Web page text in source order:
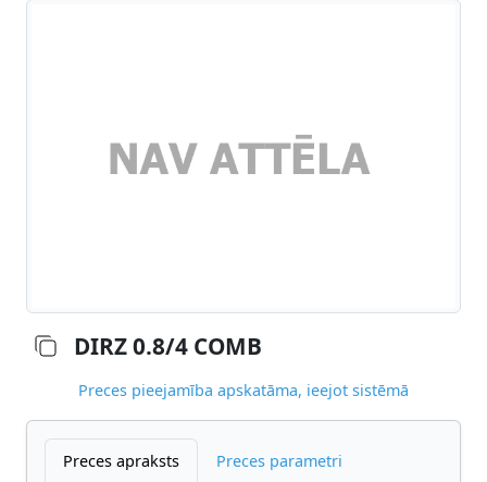
DIRZ 0.8/4 COMB
Preces pieejamība apskatāma, ieejot sistēmā
Preces apraksts Preces parametri